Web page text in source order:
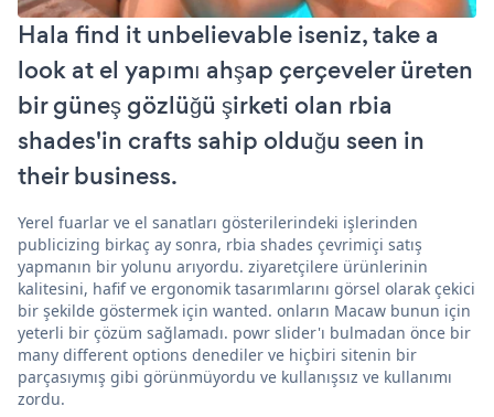
Hala find it unbelievable iseniz, take a
look at el yapımı ahşap çerçeveler üreten
bir güneş gözlüğü şirketi olan rbia
shades'in crafts sahip olduğu seen in
their business.
Yerel fuarlar ve el sanatları gösterilerindeki işlerinden
publicizing birkaç ay sonra, rbia shades çevrimiçi satış
yapmanın bir yolunu arıyordu. ziyaretçilere ürünlerinin
kalitesini, hafif ve ergonomik tasarımlarını görsel olarak çekici
bir şekilde göstermek için wanted. onların Macaw bunun için
yeterli bir çözüm sağlamadı. powr slider'ı bulmadan önce bir
many different options denediler ve hiçbiri sitenin bir
parçasıymış gibi görünmüyordu ve kullanışsız ve kullanımı
zordu.